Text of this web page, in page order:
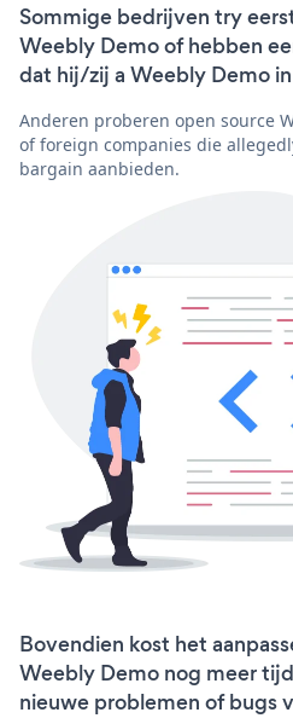
Sommige bedrijven try
Weebly Demo of hebben
dat hij/zij a Weebly Demo
Anderen proberen open source
of foreign companies die
bargain aanbieden.
Bovendien kost het
Weebly Demo nog meer
nieuwe problemen of bugs